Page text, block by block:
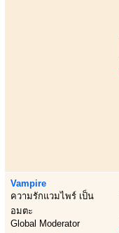
Vampire
ความรักแวมไพร์ เป็น
อมตะ
Global Moderator